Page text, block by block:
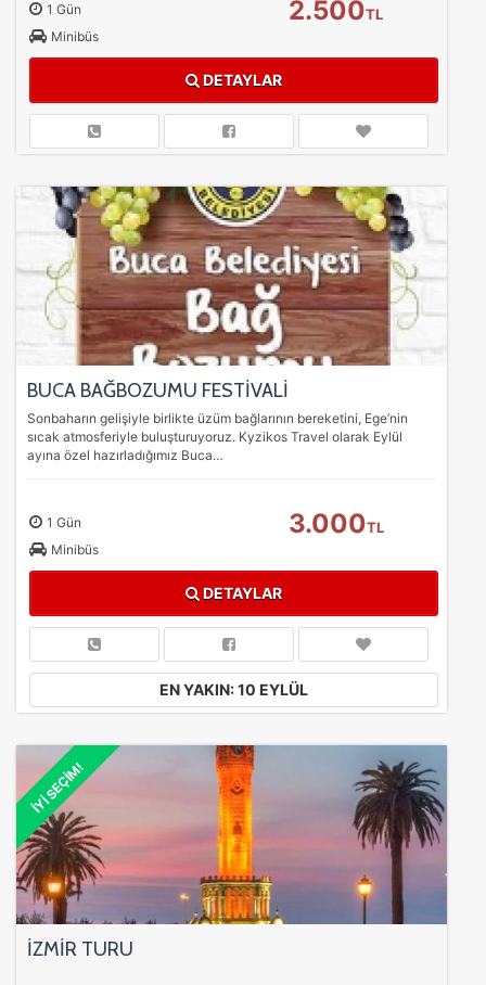
1 Gün
Minibüs
2.500TL
DETAYLAR
BUCA BAĞBOZUMU FESTİVALİ
Sonbaharın gelişiyle birlikte üzüm bağlarının bereketini, Ege’nin
sıcak atmosferiyle buluşturuyoruz. Kyzikos Travel olarak Eylül
ayına özel hazırladığımız Buca…
1 Gün
Minibüs
3.000TL
DETAYLAR
EN YAKIN: 10 EYLÜL
İYİ SEÇİM!
İZMİR TURU